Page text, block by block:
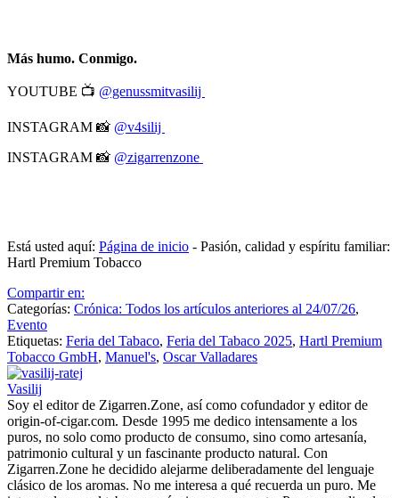
Más humo. Conmigo.
YOUTUBE 📺 @genussmitvasilij
INSTAGRAM 📸 @v4silij
INSTAGRAM 📸 @zigarrenzone
Está usted aquí: Página de inicio - Pasión, calidad y espíritu familiar:
Hartl Premium Tobacco
Compartir en:
Categorías: Crónica: Todos los artículos anteriores al 24/07/26,
Evento
Etiquetas: Feria del Tabaco, Feria del Tabaco 2025, Hartl Premium
Tobacco GmbH, Manuel's, Oscar Valladares
Vasilij
Soy el editor de Zigarren.Zone, así como cofundador y editor de
origin-of-cigar.com. Desde 1995 me dedico intensamente a los
puros, no solo como producto de consumo, sino como artesanía,
patrimonio cultural y un fascinante producto natural. Con
Zigarren.Zone he decidido alejarme deliberadamente del lenguaje
clásico de los aromas. No me interesa a qué recuerda un puro. Me